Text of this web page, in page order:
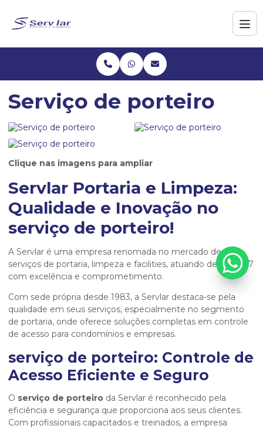
Serviço de porteiro
Clique nas imagens para ampliar
Servlar Portaria e Limpeza:
Qualidade e Inovação no
serviço de porteiro!
A Servlar é uma empresa renomada no mercado de
serviços de portaria, limpeza e facilities, atuando desde 1977
com excelência e comprometimento.
Com sede própria desde 1983, a Servlar destaca-se pela
qualidade em seus serviços, especialmente no segmento
de portaria, onde oferece soluções completas em controle
de acesso para condomínios e empresas.
serviço de porteiro: Controle de
Acesso Eficiente e Seguro
O serviço de porteiro da Servlar é reconhecido pela
eficiência e segurança que proporciona aos seus clientes.
Com profissionais capacitados e treinados, a empresa